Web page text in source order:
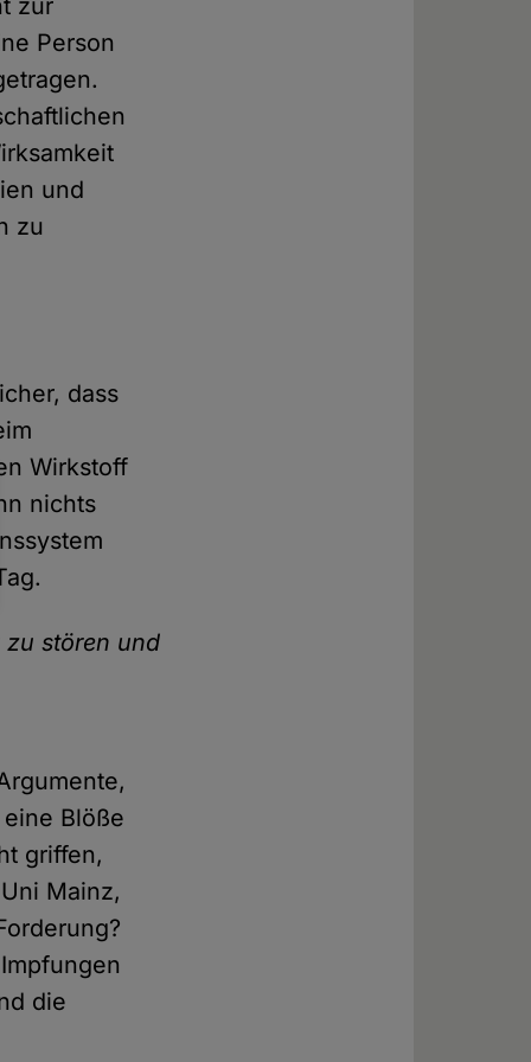
zur
Person
und
zu
dass
Wirkstoff
nichts
zu stören und
Blöße
griffen,
Mainz,
die